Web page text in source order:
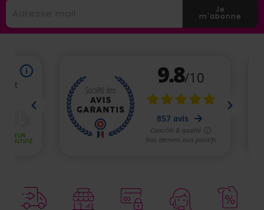
Je
m'abonne